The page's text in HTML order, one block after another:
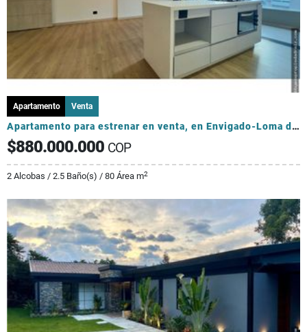
Apartamento Venta
Apartamento para estrenar en venta, en Envigado-Loma de los Mesa
$880.000.000 COP
2 Alcobas / 2.5 Baño(s) / 80 Área m2